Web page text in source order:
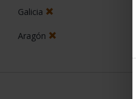
Galicia
Aragón